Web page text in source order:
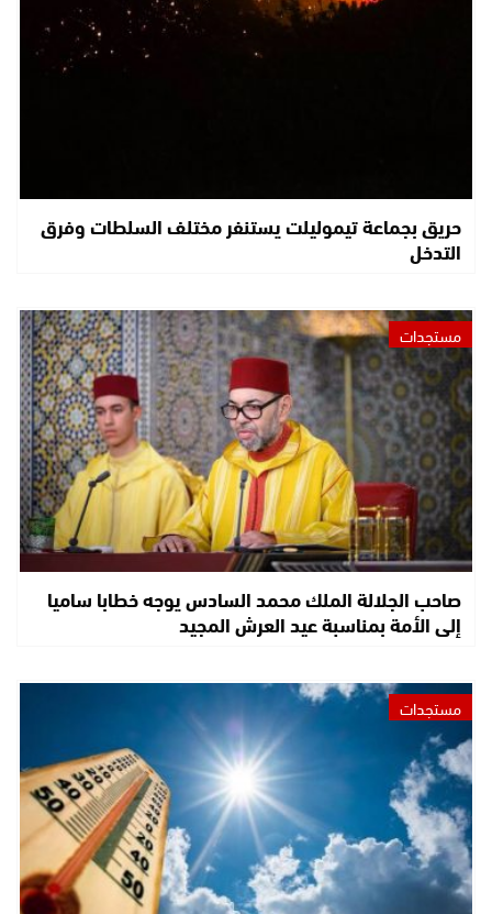
حريق بجماعة تيموليلت يستنفر مختلف السلطات وفرق
التدخل
مستجدات
صاحب الجلالة الملك محمد السادس يوجه خطابا ساميا
إلى الأمة بمناسبة عيد العرش المجيد
مستجدات